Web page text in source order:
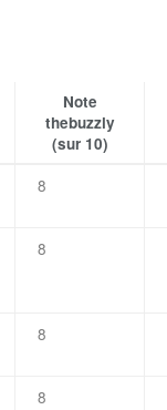
Note
thebuzzly
(sur 10)
8
8
8
8